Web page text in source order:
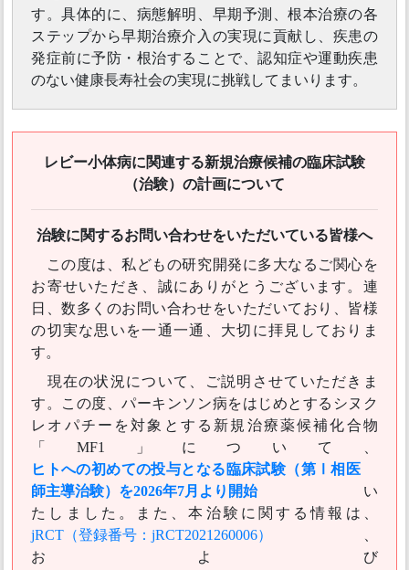
す。具体的に、病態解明、早期予測、根本治療の各
ステップから早期治療介入の実現に貢献し、疾患の
発症前に予防・根治することで、認知症や運動疾患
のない健康長寿社会の実現に挑戦してまいります。
レビー小体病に関連する新規治療候補の臨床試験
（治験）の計画について
治験に関するお問い合わせをいただいている皆様へ
この度は、私どもの研究開発に多大なるご関心を
お寄せいただき、誠にありがとうございます。連
日、数多くのお問い合わせをいただいており、皆様
の切実な思いを一通一通、大切に拝見しておりま
す。
現在の状況について、ご説明させていただきま
す。この度、パーキンソン病をはじめとするシヌク
レオパチーを対象とする新規治療薬候補化合物
「MF1」について、
ヒトへの初めての投与となる臨床試験（第Ⅰ相医
師主導治験）を2026年7月より開始
い
たしました。また、本治験に関する情報は、
jRCT（登録番号：jRCT2021260006）
および